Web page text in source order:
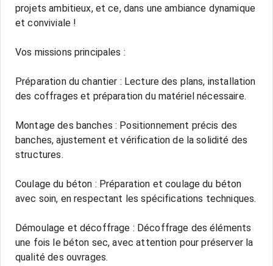
projets ambitieux, et ce, dans une ambiance dynamique
et conviviale !
Vos missions principales :
Préparation du chantier : Lecture des plans, installation
des coffrages et préparation du matériel nécessaire.
Montage des banches : Positionnement précis des
banches, ajustement et vérification de la solidité des
structures.
Coulage du béton : Préparation et coulage du béton
avec soin, en respectant les spécifications techniques.
Démoulage et décoffrage : Décoffrage des éléments
une fois le béton sec, avec attention pour préserver la
qualité des ouvrages.